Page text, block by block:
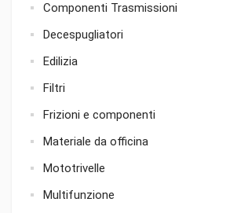
Componenti Trasmissioni
Decespugliatori
Edilizia
Filtri
Frizioni e componenti
Materiale da officina
Mototrivelle
Multifunzione